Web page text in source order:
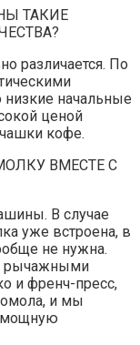
ТАКИЕ
различается. По
начальные
ценой
кофе.
ВМЕСТЕ С
В случае
уже встроена, в
не нужна.
рычажными
и френч-пресс,
и мы
мощную